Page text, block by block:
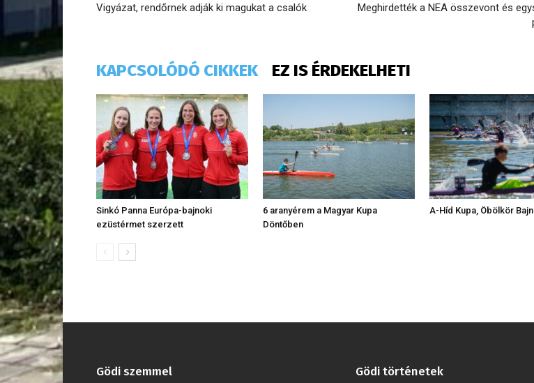
Vigyázat, rendőrnek adják ki magukat a csalók
Meghirdették a NEA összevont és
KAPCSOLÓDÓ CIKKEK EZ IS ÉRDEKELHETI
Sinkó Panna Európa-bajnoki
ezüstérmet szerzett
6 aranyérem a Magyar Kupa
Döntőben
A-Híd Kupa, Öbölkör
Gödi szemmel Gödi történetek